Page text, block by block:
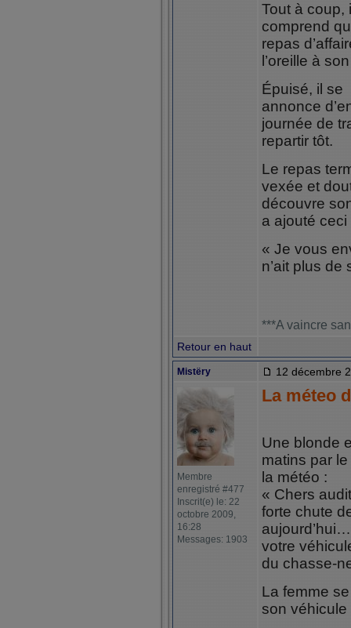
Tout à coup,
comprend
repas
l’oreille à
Épuisé, il se
annonce
journée de
repartir tôt.
Le repas
vexée et
découvre
a ajouté ceci
« Je vous
n’ait plus de
***A vaincre
Retour en haut
Mistëry 12 décembre
Membre
enregistré #477
Inscrit(e) le: 22
octobre 2009,
16:28
Messages: 1903
La méteo
Une blonde
matins par
la météo :
« Chers
forte chute
votre
du chasse-
La femme
son véhicule